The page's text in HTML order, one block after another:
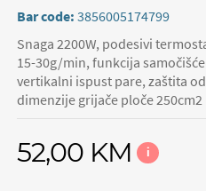
Bar code:3856005174799
Snaga 2200W, podesivi
15-30g/min, funkcija
vertikalni ispust pare, zaštita
dimenzije grijače ploče 250cm2
52,00 KM i